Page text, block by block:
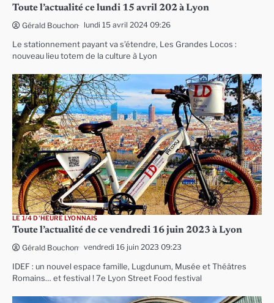
Toute l’actualité ce lundi 15 avril 202 à Lyon
Gérald Bouchon lundi 15 avril 2024 09:26
Le stationnement payant va s’étendre, Les Grandes Locos :
nouveau lieu totem de la culture à Lyon
LE 1/4 D'HEURE LYONNAIS
Toute l’actualité de ce vendredi 16 juin 2023 à Lyon
Gérald Bouchon vendredi 16 juin 2023 09:23
IDEF : un nouvel espace famille, Lugdunum, Musée et Théâtres
Romains… et festival ! 7e Lyon Street Food festival